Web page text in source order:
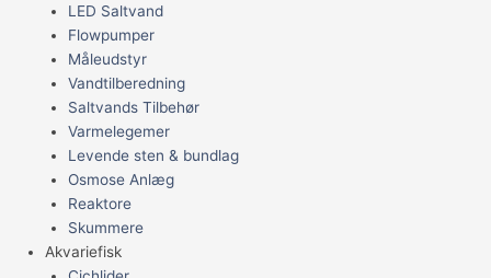
LED Saltvand
Flowpumper
Måleudstyr
Vandtilberedning
Saltvands Tilbehør
Varmelegemer
Levende sten & bundlag
Osmose Anlæg
Reaktore
Skummere
Akvariefisk